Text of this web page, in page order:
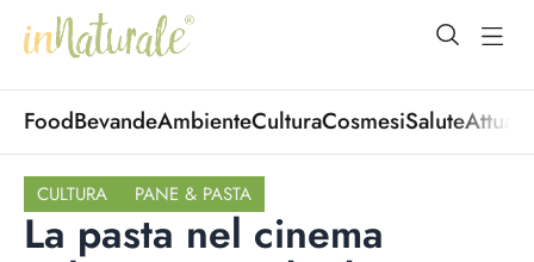
open
FoodBevandeAmbienteCulturaCosmesiSalute
CULTURA PANE & PASTA
La pasta nel cinema